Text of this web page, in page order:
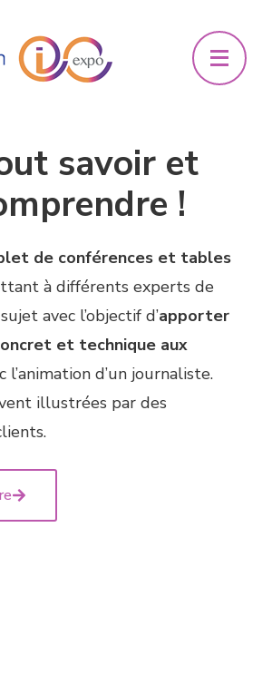
savoir et
!
de conférences et tables
à différents experts de
avec l’objectif d’apporter
et technique aux
l’animation d’un journaliste.
illustrées par des